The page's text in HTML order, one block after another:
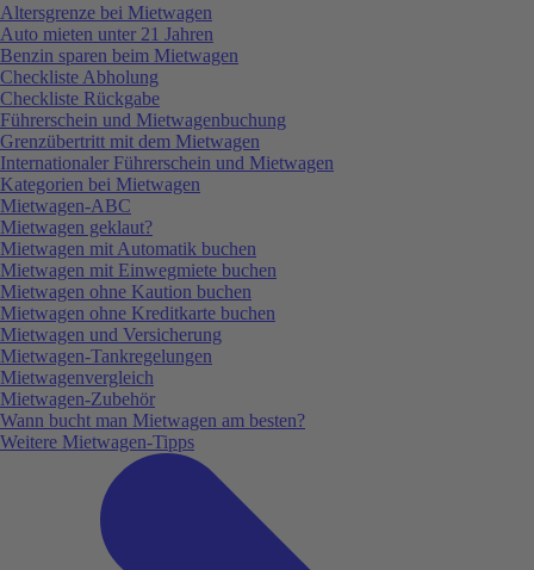
Altersgrenze bei Mietwagen
Auto mieten unter 21 Jahren
Benzin sparen beim Mietwagen
Checkliste Abholung
Checkliste Rückgabe
Führerschein und Mietwagenbuchung
Grenzübertritt mit dem Mietwagen
Internationaler Führerschein und Mietwagen
Kategorien bei Mietwagen
Mietwagen-ABC
Mietwagen geklaut?
Mietwagen mit Automatik buchen
Mietwagen mit Einwegmiete buchen
Mietwagen ohne Kaution buchen
Mietwagen ohne Kreditkarte buchen
Mietwagen und Versicherung
Mietwagen-Tankregelungen
Mietwagenvergleich
Mietwagen-Zubehör
Wann bucht man Mietwagen am besten?
Weitere Mietwagen-Tipps